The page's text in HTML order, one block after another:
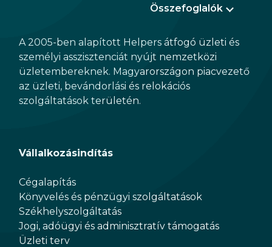
Összefoglalók
A 2005-ben alapított Helpers átfogó üzleti és
személyi asszisztenciát nyújt nemzetközi
üzletembereknek. Magyarországon piacvezető
az üzleti, bevándorlási és relokációs
szolgáltatások területén.
Vállalkozásindítás
Cégalapítás
Könyvelés és pénzügyi szolgáltatások
Székhelyszolgáltatás
Jogi, adóügyi és adminisztratív támogatás
Üzleti terv